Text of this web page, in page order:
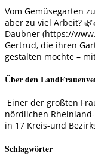
Vom Gemüsegarten
aber zu viel Arbeit?
Daubner (https://
Gertrud, die ihren
gestalten möchte –
Über den
Einer der größten
nördlichen
in 17 Kreis-und
Schlagwörter